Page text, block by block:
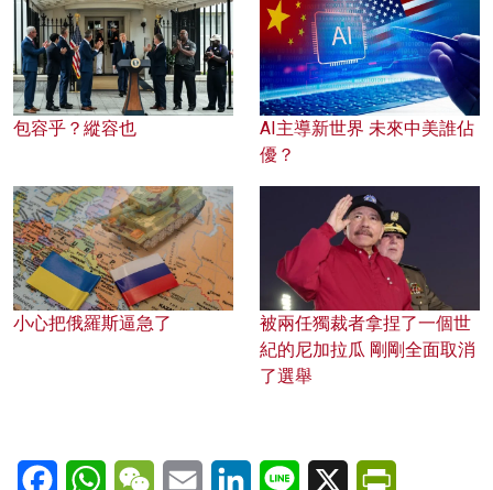
包容乎？縱容也
AI主導新世界 未來中美誰佔
優？
小心把俄羅斯逼急了
被兩任獨裁者拿捏了一個世
紀的尼加拉瓜 剛剛全面取消
了選舉
FacebookWhatsAppWeChatEmail LinkedInLine X